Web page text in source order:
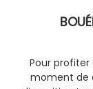
Pour
moment de